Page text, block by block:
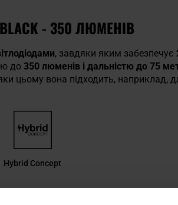
- 350 ЛЮМЕНІВ
, завдяки яким забезпечує
до 350 люменів і дальністю до 75
цьому вона підходить, наприклад,
Hybrid Concept